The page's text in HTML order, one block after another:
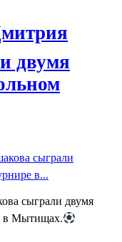
двумя
сыграли двумя
в Мытищах.